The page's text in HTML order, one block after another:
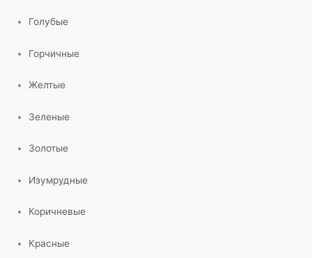
Голубые
Горчичные
Желтые
Зеленые
Золотые
Изумрудные
Коричневые
Красные